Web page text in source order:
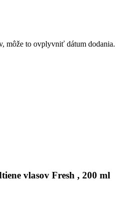
môže to ovplyvniť dátum dodania.
vlasov Fresh , 200 ml